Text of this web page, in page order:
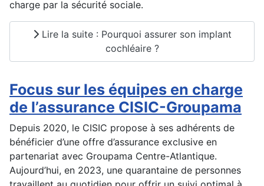
charge par la sécurité sociale.
Lire la suite : Pourquoi assurer son implant
cochléaire ?
Focus sur les équipes en charge
de l’assurance CISIC-Groupama
Depuis 2020, le CISIC propose à ses adhérents de
bénéficier d’une offre d’assurance exclusive en
partenariat avec Groupama Centre-Atlantique.
Aujourd’hui, en 2023, une quarantaine de personnes